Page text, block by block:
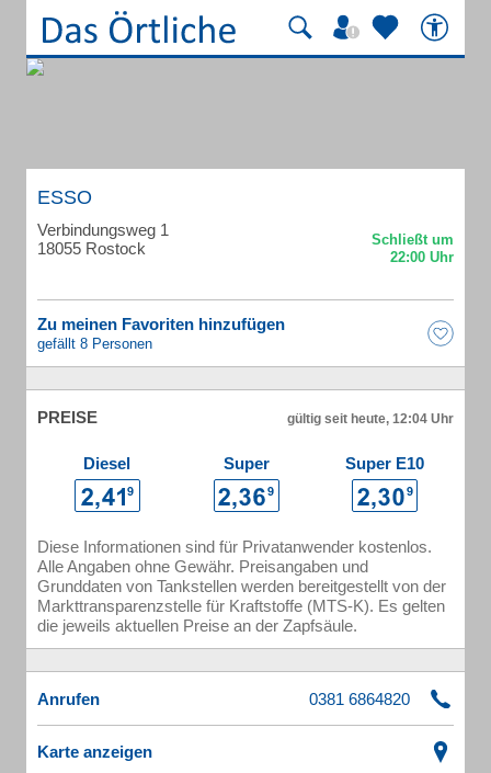
ESSO
Verbindungsweg 1
18055 Rostock
Zu meinen Favoriten hinzufügen
gefällt 8 Personen
PREISE gültig seit heute, 12:04 Uhr
Diesel Super Super E10
Diese Informationen sind für Privatanwender kostenlos.
Alle Angaben ohne Gewähr. Preisangaben und
Grunddaten von Tankstellen werden bereitgestellt von der
Markttransparenzstelle für Kraftstoffe (MTS-K). Es gelten
die jeweils aktuellen Preise an der Zapfsäule.
Anrufen
Karte anzeigen